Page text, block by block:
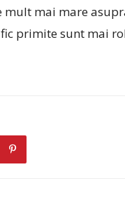
mai mare
primite sunt mai